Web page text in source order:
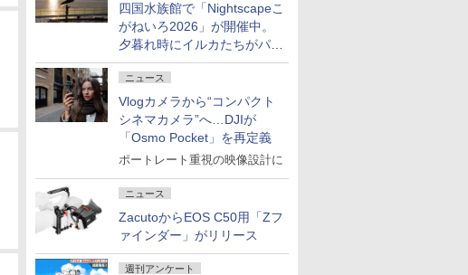
四国水族館で「Nightscapeこ
がねいろ2026」が開催中。
夕暮れ時にイルカたちがパフ
ォーマンスを繰り広げる
ニュース
Vlogカメラから“コンパクト
シネマカメラ”へ…DJIが
「Osmo Pocket」を再定義
ポートレート重視の映像設計に
ニュース
ZacutoからEOS C50用「Zフ
ァインダー」がリリース
週刊アンケート